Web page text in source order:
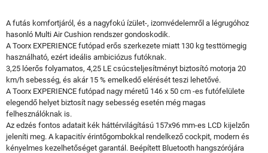
A futás komfortjáról, és a nagyfokú ízület-, izomvédelemről a légrugóhoz
hasonló Multi Air Cushion rendszer gondoskodik.
A Toorx EXPERIENCE futópad erős szerkezete miatt 130 kg testtömegig
használható, ezért ideális ambiciózus futóknak.
3,25 lóerős folyamatos, 4,25 LE csúcsteljesítményt biztosító motorja 20
km/h sebesség, és akár 15 % emelkedő elérését teszi lehetővé.
A Toorx EXPERIENCE futópad nagy méretű 146 x 50 cm -es futófelülete
elegendő helyet biztosít nagy sebesség esetén még magas
felhesználóknak is.
Az edzés fontos adatait kék háttérvilágítású 157x96 mm-es LCD kijelzőn
jeleníti meg. A kapacitív érintőgombokkal rendelkező cockpit, modern és
kényelmes kezelhetőséget garantál. Beépített Bluetooth hangszórójára